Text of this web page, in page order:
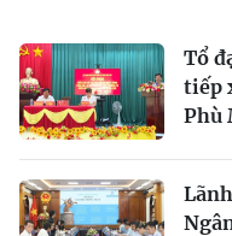
Tổ
tiếp
Phù